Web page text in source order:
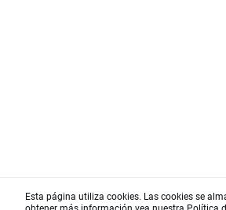
Esta página utiliza cookies. Las cookies se